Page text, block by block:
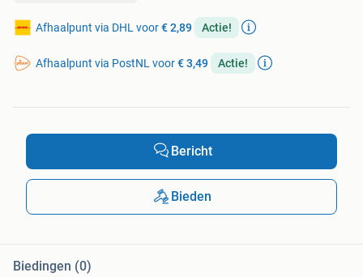
Afhaalpunt via DHL voor€ 2,89 Actie!
Afhaalpunt via PostNL voor€ 3,49 Actie!
Bericht
Bieden
Biedingen (0)